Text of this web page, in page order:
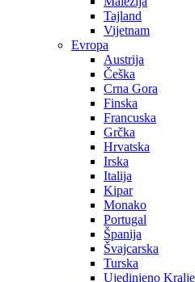
Tajland
Vijetnam
Evropa
Austrija
Češka
Crna Gora
Finska
Francuska
Grčka
Hrvatska
Irska
Italija
Kipar
Monako
Portugal
Španija
Švajcarska
Turska
Ujedinjeno